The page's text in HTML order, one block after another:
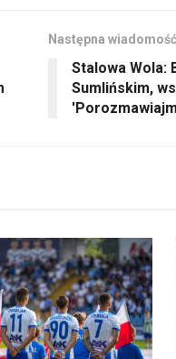
Następna wiadomość
Stalowa Wola:
Sumlińskim,